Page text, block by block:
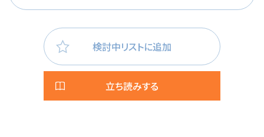
検討中リストに追加
立ち読みする